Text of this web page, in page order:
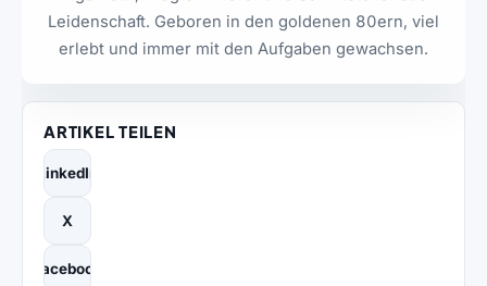
Leidenschaft. Geboren in den goldenen 80ern, viel
erlebt und immer mit den Aufgaben gewachsen.
ARTIKEL TEILEN
LinkedIn
X
Facebook